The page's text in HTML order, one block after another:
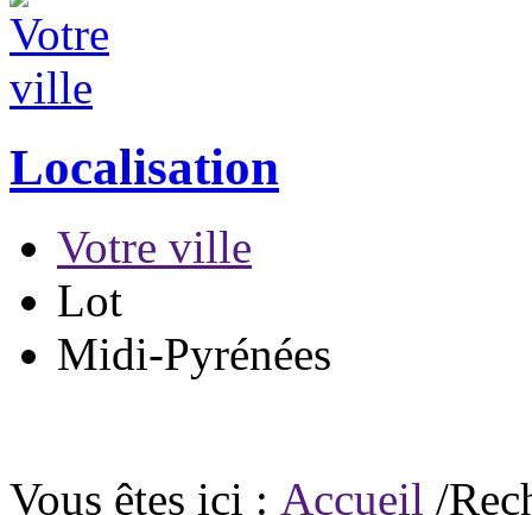
Localisation
Votre ville
Lot
Midi-Pyrénées
Vous êtes ici : Accueil /